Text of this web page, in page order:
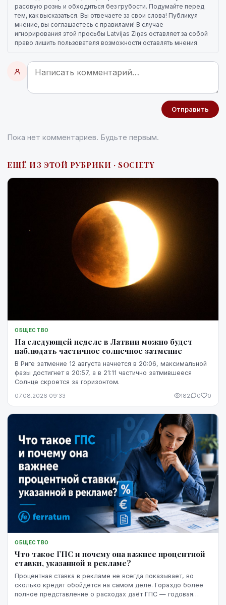
расовую рознь и обходиться без грубости. Подумайте перед
тем, как высказаться. Вы отвечаете за свои слова! Публикуя
мнение, вы соглашаетесь с правилами! В случае
игнорирования этой просьбы Latvijas Ziņas оставляет за собой
право лишить пользователя возможности оставлять мнения.
Отправить
Пока нет комментариев. Будьте первым.
ЕЩЁ ИЗ ЭТОЙ РУБРИКИ · SOCIETY
ОБЩЕСТВО
На следующей неделе в Латвии можно будет
наблюдать частичное солнечное затмение
В Риге затмение 12 августа начнется в 20:06, максимальной
фазы достигнет в 20:57, а в 21:11 частично затмившееся
Солнце скроется за горизонтом.
07.08.2026 09:33 182 0 0
ОБЩЕСТВО
Что такое ГПС и почему она важнее процентной
ставки, указанной в рекламе?
Процентная ставка в рекламе не всегда показывает, во
сколько кредит обойдётся на самом деле. Гораздо более
полное представление о расходах даёт ГПС — годовая